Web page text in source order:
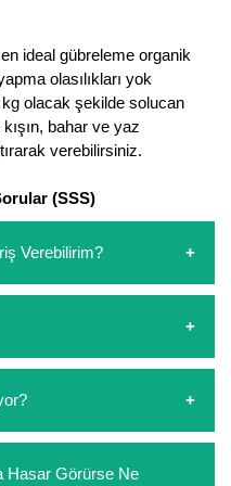
ideal gübreleme organik
olasılıkları yok
olacak şekilde solucan
bahar ve yaz
verebilirsiniz.
(SSS)
Verebilirim?
bizi arayarak veya
yazarak sipariş
havale/eft veya sipariş
siparişlerinizde
altında kalan
sepetinize eklenecektir.
Hasar Görürse Ne